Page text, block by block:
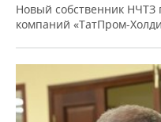
Новый собственник НЧТЗ
компаний «ТатПром-